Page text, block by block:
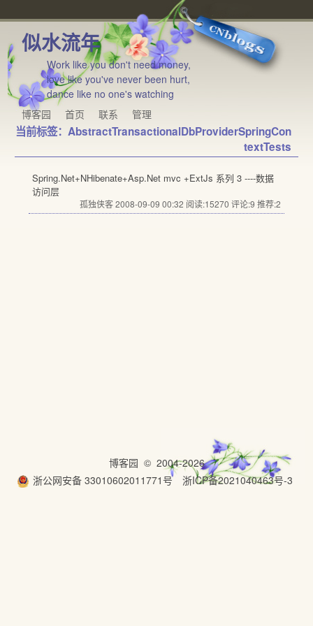
似水流年
Work like you don't need money,
love like you've never been hurt,
dance like no one's watching
博客园
首页 联系 管理
当前标签：AbstractTransactionalDbProviderSpringCon
textTests
Spring.Net+NHibenate+Asp.Net mvc +ExtJs 系列 3 ----数据
访问层
孤独侠客 2008-09-09 00:32 阅读:15270 评论:9 推荐:2
博客园 © 2004-2026
浙公网安备 33010602011771号
浙ICP备2021040463号-3